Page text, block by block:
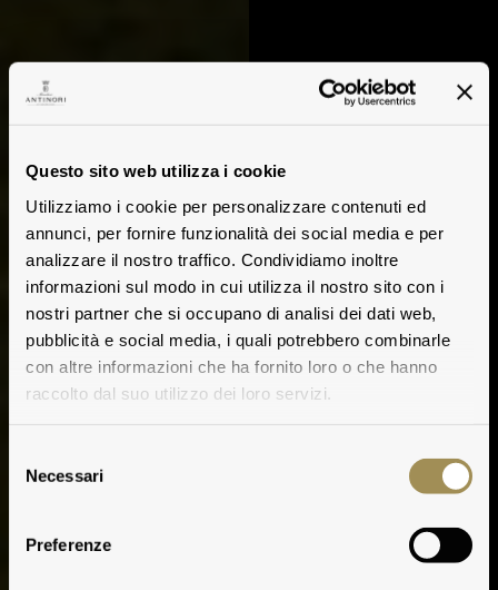
Questo sito web utilizza i cookie
Utilizziamo i cookie per personalizzare contenuti ed
annunci, per fornire funzionalità dei social media e per
analizzare il nostro traffico. Condividiamo inoltre
informazioni sul modo in cui utilizza il nostro sito con i
nostri partner che si occupano di analisi dei dati web,
pubblicità e social media, i quali potrebbero combinarle
con altre informazioni che ha fornito loro o che hanno
raccolto dal suo utilizzo dei loro servizi.
delNecessari
Preferenze